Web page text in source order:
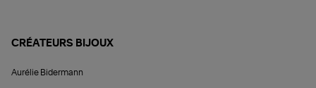
CRÉATEURS BIJOUX
Aurélie Bidermann